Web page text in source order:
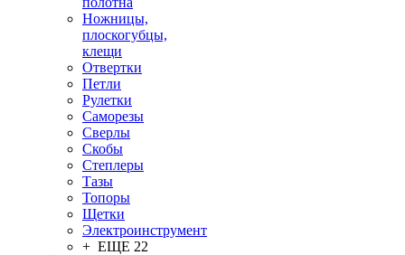
Ножницы,
плоскогубцы,
клещи
Отвертки
Петли
Рулетки
Саморезы
Сверлы
Скобы
Степлеры
Тазы
Топоры
Щетки
Электроинструмент
+ ЕЩЕ 22